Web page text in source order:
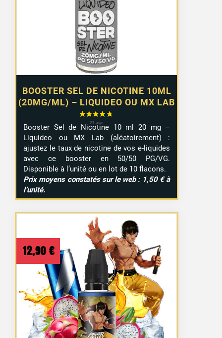
BOOSTER SEL DE NICOTINE 10ML
(20MG/ML) – LIQUIDEO OU MX LAB
1,10 €
à
9,99 €
Booster Sel de Nicotine 10 ml 20 mg –
Liquideo ou MX Lab (aléatoirement) :
ajustez le taux de nicotine de vos e-liquides
avec ce booster en 50/50 PG/VG.
Disponible à l’unité ou en lot de 10 flacons.
Prix moyens constatés sur le web : 1,50 € à
l’unité.
12,90 €